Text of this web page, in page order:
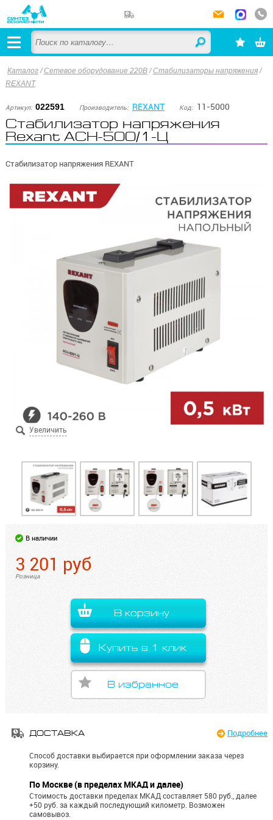
Каталог/Сетевое оборудование 220В /Стабилизаторы напряжения /
REXANT
Артикул: 022591 Производитель: REXANT Код: 11-5000
Стабилизатор напряжения
Rexant АСН-500/1-Ц
Стабилизатор напряжения REXANT
В наличии
3 201 руб
Розница
В корзину
Купить в 1 клик
В избранное
ДОСТАВКА Подробнее
Способ доставки выбирается при оформлении заказа через
корзину.
По Москве (в пределах МКАД и далее)
Стоимость доставки пределах МКАД составляет 580 руб., далее
+50 руб. за каждый последующий километр. Возможен
самовывоз.